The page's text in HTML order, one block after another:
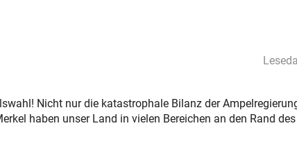
Nicht nur die katastrophale Bilanz der
haben unser Land in vielen Bereichen an den Rand